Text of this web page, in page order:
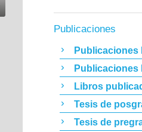
Publicaciones
Publicaciones
Publicaciones
Libros
Tesis de
Tesis de